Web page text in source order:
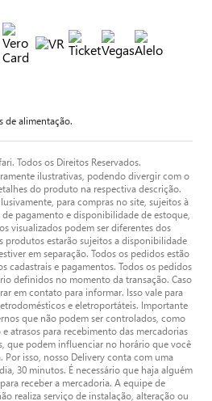
de alimentação.
Todos os Direitos Reservados.
ilustrativas, podendo divergir com o
do produto na respectiva descrição.
para compras no site, sujeitos à
pagamento e disponibilidade de estoque,
visualizados podem ser diferentes dos
produtos estarão sujeitos a disponibilidade
em separação. Todos os pedidos estão
cadastrais e pagamentos. Todos os pedidos
definidos no momento da transação. Caso
em contato para informar. Isso vale para
e eletroportáteis. Importante
que não podem ser controlados, como
atrasos para recebimento das mercadorias
que podem influenciar no horário que você
Por isso, nosso Delivery conta com uma
30 minutos. É necessário que haja alguém
receber a mercadoria. A equipe de
realiza serviço de instalação, alteração ou